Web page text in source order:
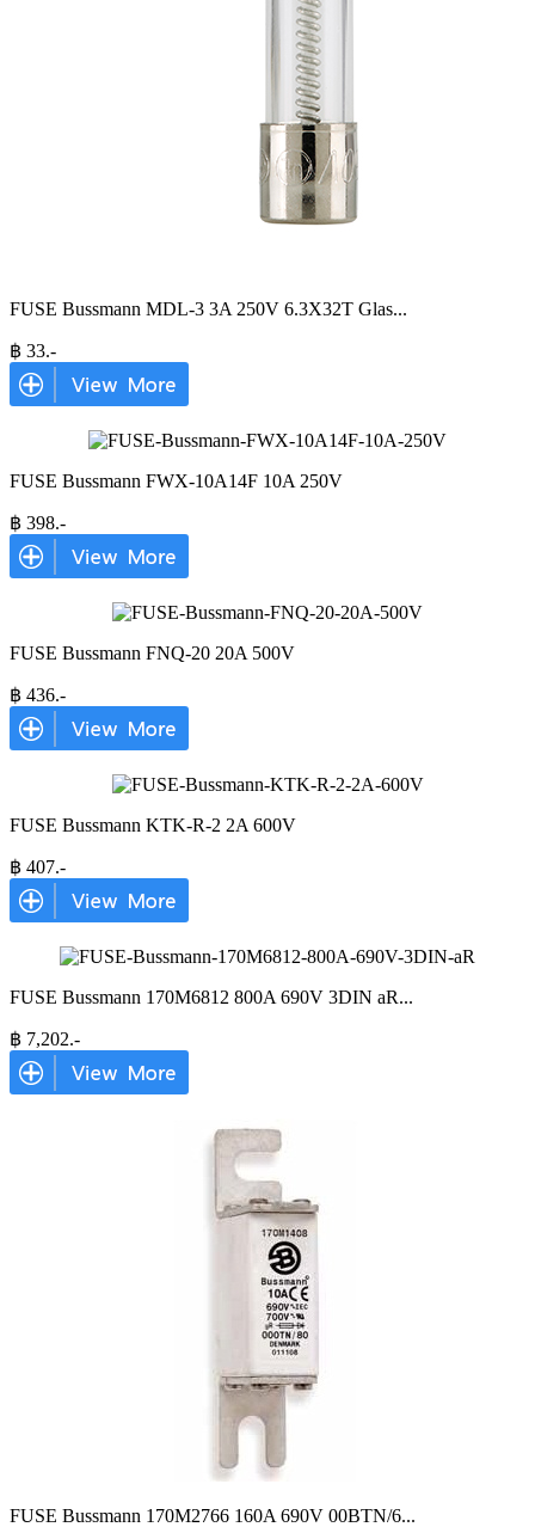
FUSE Bussmann MDL-3 3A 250V 6.3X32T Glas...
฿ 33.-
FUSE Bussmann FWX-10A14F 10A 250V
฿ 398.-
FUSE Bussmann FNQ-20 20A 500V
฿ 436.-
FUSE Bussmann KTK-R-2 2A 600V
฿ 407.-
FUSE Bussmann 170M6812 800A 690V 3DIN aR...
฿ 7,202.-
FUSE Bussmann 170M2766 160A 690V 00BTN/6...